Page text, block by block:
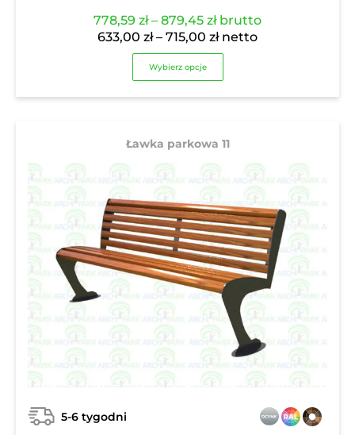
778,59 zł – 879,45 złZakres
cen:
od
do
879,45 zł
brutto
633,00 zł – 715,00 złZakres
cen:
633,00 zł
do
netto
Wybierz opcje
Ławka parkowa 11
5-6 tygodni